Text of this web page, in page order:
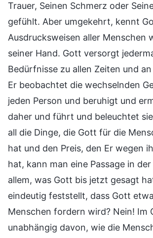
Trauer, Seinen Schmerz oder
gefühlt. Aber umgekehrt, kennt
Ausdrucksweisen aller Menschen
seiner Hand. Gott versorgt
Bedürfnisse zu allen Zeiten und
Er beobachtet die wechselnden
jeden Person und beruhigt und
daher und führt und beleuchtet
all die Dinge, die Gott für die
hat und den Preis, den Er wegen
hat, kann man eine Passage in
allem, was Gott bis jetzt gesagt
eindeutig feststellt, dass Gott
Menschen fordern wird? Nein! Im
unabhängig davon, wie die